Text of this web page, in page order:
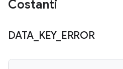
Costanti
DATA KEY_ ERROR